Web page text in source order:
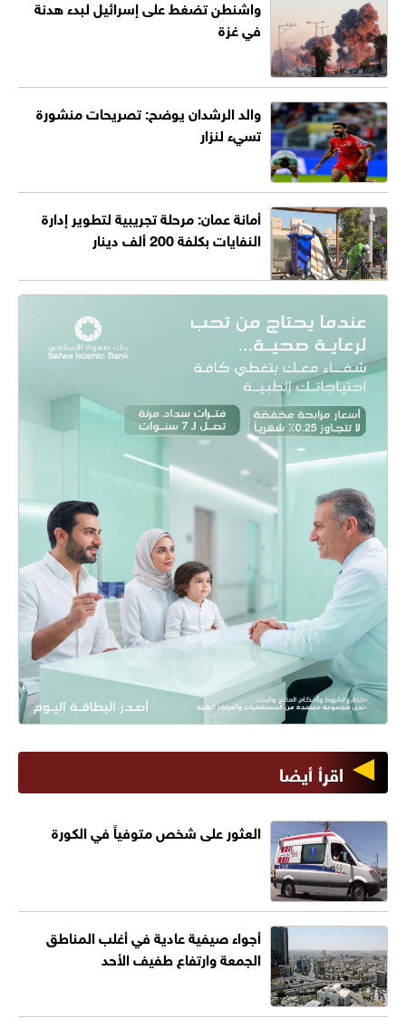
واشنطن تضغط على إسرائيل لبدء هدنة
في غزة
والد الرشدان يوضح: تصريحات منشورة
تسيء لنزار
أمانة عمان: مرحلة تجريبية لتطوير إدارة
النفايات بكلفة 200 ألف دينار
اقرأ أيضا
العثور على شخص متوفياً في الكورة
أجواء صيفية عادية في أغلب المناطق
الجمعة وارتفاع طفيف الأحد